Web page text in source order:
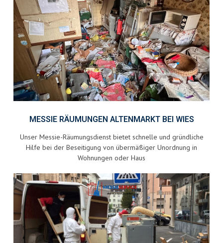
MESSIE RÄUMUNGEN ALTENMARKT BEI WIES
Unser Messie-Räumungsdienst bietet schnelle und gründliche
Hilfe bei der Beseitigung von übermäßiger Unordnung in
Wohnungen oder Haus